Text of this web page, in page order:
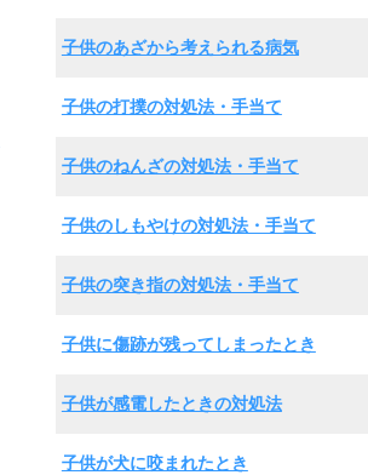
子供のあざから考えられる病気
子供の打撲の対処法・手当て
子供のねんざの対処法・手当て
子供のしもやけの対処法・手当て
子供の突き指の対処法・手当て
子供に傷跡が残ってしまったとき
子供が感電したときの対処法
子供が犬に咬まれたとき